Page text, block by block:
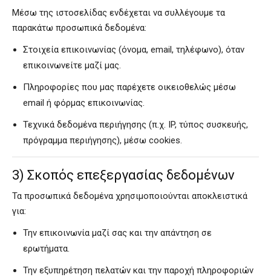
Μέσω της ιστοσελίδας ενδέχεται να συλλέγουμε τα
παρακάτω προσωπικά δεδομένα:
Στοιχεία επικοινωνίας (όνομα, email, τηλέφωνο), όταν
επικοινωνείτε μαζί μας.
Πληροφορίες που μας παρέχετε οικειοθελώς μέσω
email ή φόρμας επικοινωνίας.
Τεχνικά δεδομένα περιήγησης (π.χ. IP, τύπος συσκευής,
πρόγραμμα περιήγησης), μέσω cookies.
3) Σκοπός επεξεργασίας δεδομένων
Τα προσωπικά δεδομένα χρησιμοποιούνται αποκλειστικά
για:
Την επικοινωνία μαζί σας και την απάντηση σε
ερωτήματα.
Την εξυπηρέτηση πελατών και την παροχή πληροφοριών